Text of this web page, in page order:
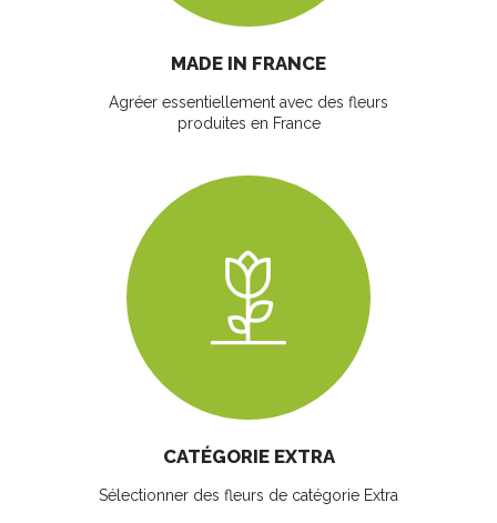
MADE IN FRANCE
Agréer essentiellement avec des fleurs
produites en France
CATÉGORIE EXTRA
Sélectionner des fleurs de catégorie Extra